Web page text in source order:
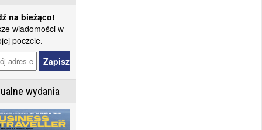
na bieżąco!
wiadomości w
poczcie.
wydania